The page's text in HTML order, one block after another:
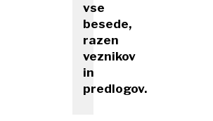
vse
besede,
razen
veznikov
in
predlogov.